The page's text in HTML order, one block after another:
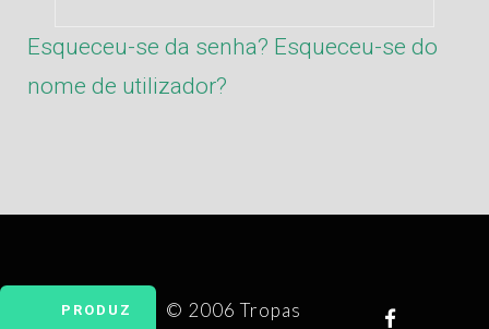
Esqueceu-se da senha? Esqueceu-se do
nome de utilizador?
PRODUZ
© 2006 Tropas